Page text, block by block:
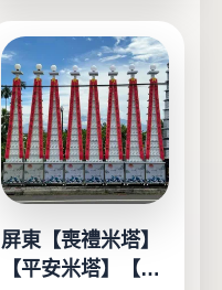
選
項
屏東【喪禮米塔】
【平安米塔】【告
產
品
有
多
種
款
可